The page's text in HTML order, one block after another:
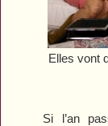
Elles vont
Si l’an